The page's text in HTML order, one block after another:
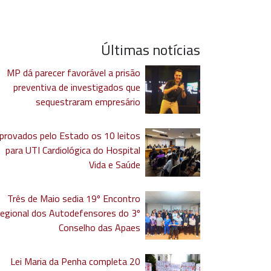
Últimas notícias
MP dá parecer favorável a prisão
preventiva de investigados que
sequestraram empresário
pelo Estado os 10 leitos
para UTI Cardiológica do Hospital
Vida e Saúde
Três de Maio sedia 19º Encontro
dos Autodefensores do 3º
Conselho das Apaes
Lei Maria da Penha completa 20